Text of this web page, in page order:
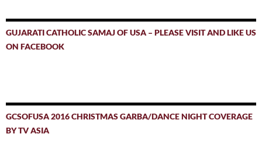
GUJARATI CATHOLIC SAMAJ OF USA – PLEASE VISIT AND LIKE US
ON FACEBOOK
GCSOFUSA 2016 CHRISTMAS GARBA/DANCE NIGHT COVERAGE
BY TV ASIA